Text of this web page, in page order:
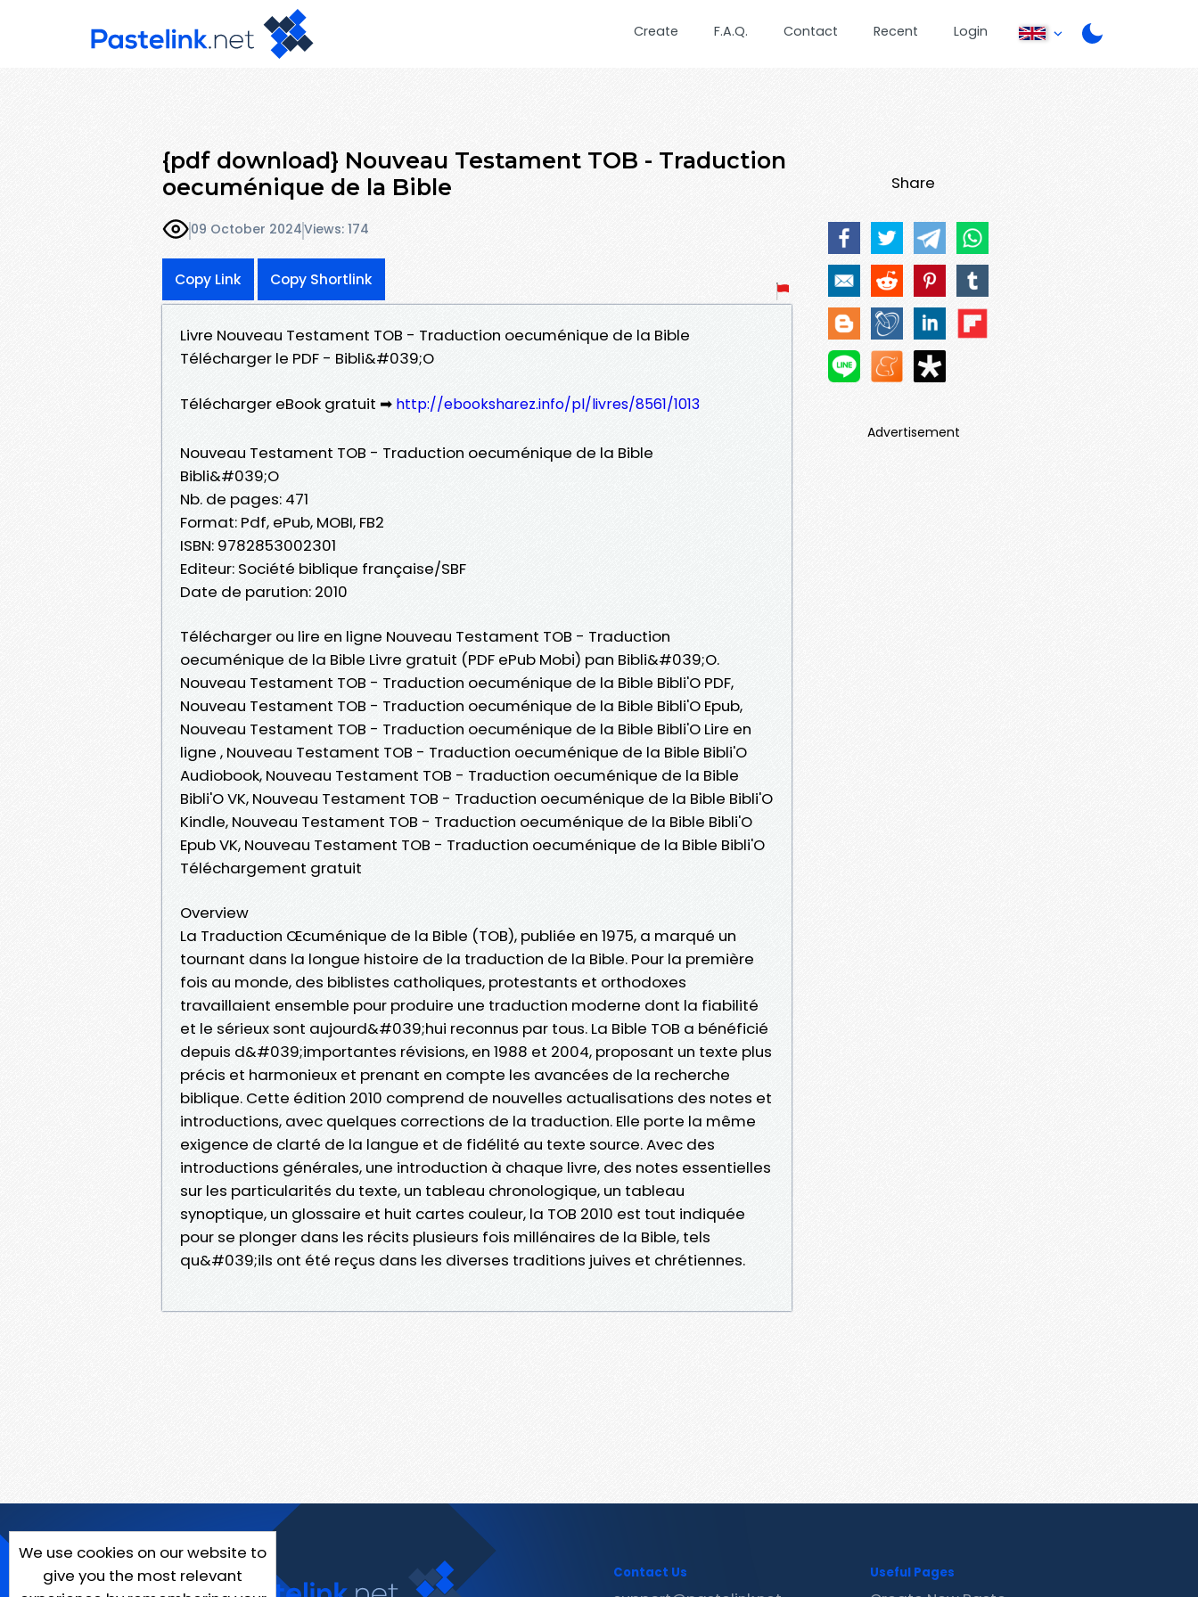
Create F.A.Q. Contact Recent Login
{pdf download} Nouveau Testament TOB - Traduction
oecuménique de la Bible
09 October 2024Views: 174
Copy Link Copy Shortlink
Livre Nouveau Testament TOB - Traduction oecuménique de la Bible
Télécharger le PDF - Bibli&#039;O
Télécharger eBook gratuit ➡ http://ebooksharez.info/pl/livres/8561/1013
Nouveau Testament TOB - Traduction oecuménique de la Bible
Bibli&#039;O
Nb. de pages: 471
Format: Pdf, ePub, MOBI, FB2
ISBN: 9782853002301
Editeur: Société biblique française/SBF
Date de parution: 2010
Télécharger ou lire en ligne Nouveau Testament TOB - Traduction
oecuménique de la Bible Livre gratuit (PDF ePub Mobi) pan Bibli&#039;O.
Nouveau Testament TOB - Traduction oecuménique de la Bible Bibli'O PDF,
Nouveau Testament TOB - Traduction oecuménique de la Bible Bibli'O Epub,
Nouveau Testament TOB - Traduction oecuménique de la Bible Bibli'O Lire en
ligne , Nouveau Testament TOB - Traduction oecuménique de la Bible Bibli'O
Audiobook, Nouveau Testament TOB - Traduction oecuménique de la Bible
Bibli'O VK, Nouveau Testament TOB - Traduction oecuménique de la Bible Bibli'O
Kindle, Nouveau Testament TOB - Traduction oecuménique de la Bible Bibli'O
Epub VK, Nouveau Testament TOB - Traduction oecuménique de la Bible Bibli'O
Téléchargement gratuit
Overview
La Traduction Œcuménique de la Bible (TOB), publiée en 1975, a marqué un
tournant dans la longue histoire de la traduction de la Bible. Pour la première
fois au monde, des biblistes catholiques, protestants et orthodoxes
travaillaient ensemble pour produire une traduction moderne dont la fiabilité
et le sérieux sont aujourd&#039;hui reconnus par tous. La Bible TOB a bénéficié
depuis d&#039;importantes révisions, en 1988 et 2004, proposant un texte plus
précis et harmonieux et prenant en compte les avancées de la recherche
biblique. Cette édition 2010 comprend de nouvelles actualisations des notes et
introductions, avec quelques corrections de la traduction. Elle porte la même
exigence de clarté de la langue et de fidélité au texte source. Avec des
introductions générales, une introduction à chaque livre, des notes essentielles
sur les particularités du texte, un tableau chronologique, un tableau
synoptique, un glossaire et huit cartes couleur, la TOB 2010 est tout indiquée
pour se plonger dans les récits plusieurs fois millénaires de la Bible, tels
qu&#039;ils ont été reçus dans les diverses traditions juives et chrétiennes.
Share
Advertisement
We use cookies on our website to
give you the most relevant
Contact Us Useful Pages